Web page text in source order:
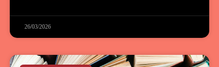
26/03/2026